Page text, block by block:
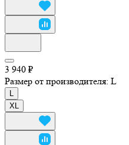
3 940 ₽
Размер от производителя: L
XL